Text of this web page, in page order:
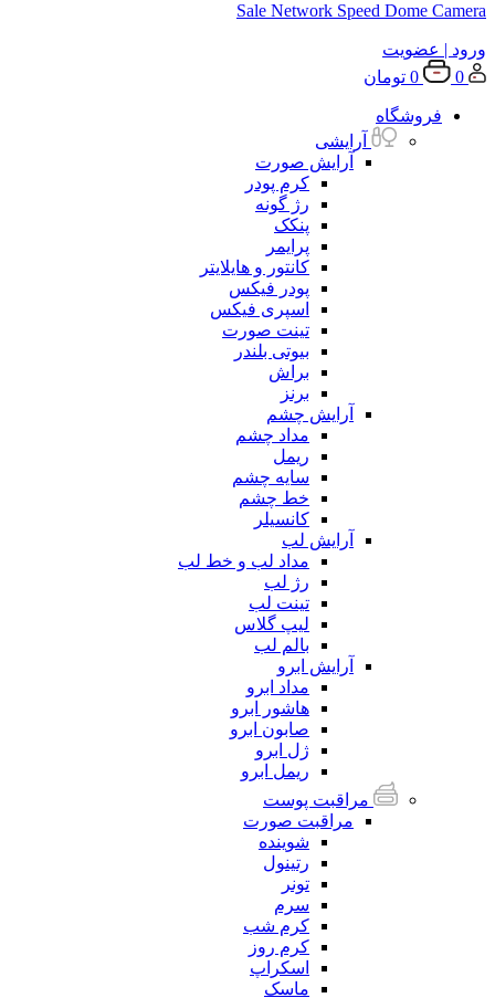
Sale Network Speed Dome Camera
ورود | عضویت
0
0 تومان
فروشگاه
آرایشی
آرایش صورت
کرم پودر
رژ گونه
پنکک
پرایمر
کانتور و هایلایتر
پودر فیکس
اسپری فیکس
تینت صورت
بیوتی بلندر
براش
برنز
آرایش چشم
مداد چشم
ریمل
سایه چشم
خط چشم
کانسیلر
آرایش لب
مداد لب و خط لب
رژ لب
تینت لب
لیپ گلاس
بالم لب
آرایش ابرو
مداد ابرو
هاشور ابرو
صابون ابرو
ژل ابرو
ریمل ابرو
مراقبت پوست
مراقبت صورت
شوینده
رتینول
تونر
سرم
کرم شب
کرم روز
اسکراپ
ماسک